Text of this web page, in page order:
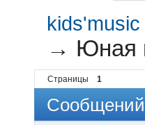
→ Юная
Страницы 1